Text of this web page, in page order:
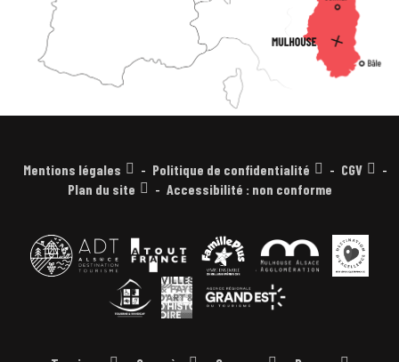
Mentions légales Politique de confidentialité
CGV
Plan du site
Accessibilité : non conforme